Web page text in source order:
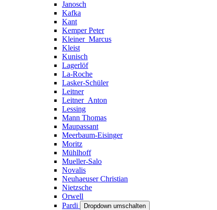
Janosch
Kafka
Kant
Kemper Peter
Kleiner_Marcus
Kleist
Kunisch
Lagerlöf
La-Roche
Lasker-Schüler
Leitner
Leitner_Anton
Lessing
Mann Thomas
Maupassant
Meerbaum-Eisinger
Moritz
Mühlhoff
Mueller-Salo
Novalis
Neuhaeuser Christian
Nietzsche
Orwell
Pardi
Dropdown umschalten